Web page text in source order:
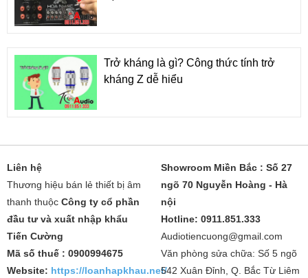
Trở kháng là gì? Công thức tính trở
kháng Z dễ hiểu
Liên hệ
Thương hiệu bán lẻ thiết bị âm
thanh thuộc Công ty cổ phần
đầu tư và xuất nhập khẩu
Tiến Cường
Mã số thuế : 0900994675
Website: https://loanhapkhau.net/
Showroom Miền Bắc : Số 27
ngõ 70 Nguyễn Hoàng - Hà
nội
Hotline: 0911.851.333
Audiotiencuong@gmail.com
Văn phòng sửa chữa: Số 5 ngõ
542 Xuân Đỉnh, Q. Bắc Từ Liêm